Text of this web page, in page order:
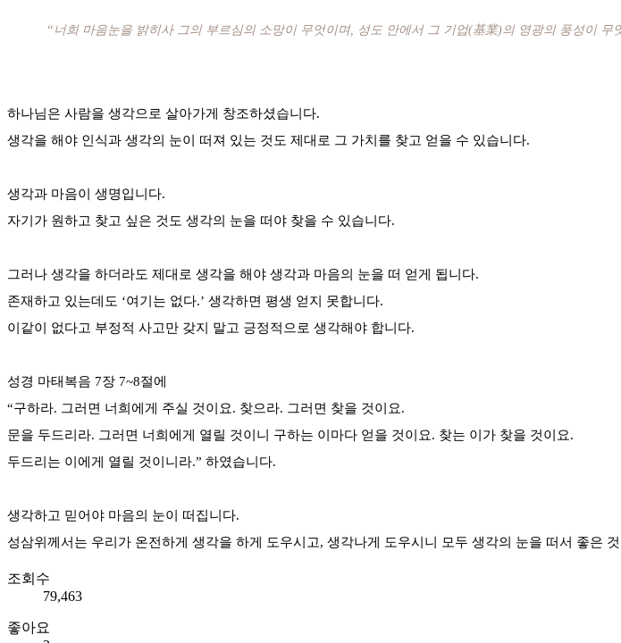
“너희 마음눈을 밝히사 그의 부르심의 소망이 무엇이며, 성도 안에서 그 기업(基業)의 영광의 풍성이 무
하나님은 사람을 생각으로 살아가게 창조하셨습니다.
생각을 해야 인식과 생각의 눈이 떠져 있는 것도 제대로 그 가치를 찾고 얻을 수 있습니다.
생각과 마음이 생명입니다.
자기가 원하고 찾고 싶은 것도 생각의 눈을 떠야 찾을 수 있습니다.
그러나 생각을 하더라도 제대로 생각을 해야 생각과 마음의 눈을 떠 얻게 됩니다.
존재하고 있는데도 ‘여기는 없다.’ 생각하면 평생 얻지 못합니다.
이같이 없다고 부정적 사고만 갖지 말고 긍정적으로 생각해야 합니다.
성경 마태복음 7장 7~8절에
“구하라. 그러면 너희에게 주실 것이요. 찾으라. 그러면 찾을 것이요.
문을 두드리라. 그러면 너희에게 열릴 것이니 구하는 이마다 얻을 것이요. 찾는 이가 찾을 것이요.
두드리는 이에게 열릴 것이니라.” 하였습니다.
생각하고 믿어야 마음의 눈이 떠집니다.
성삼위께서는 우리가 온전하게 생각을 하게 도우시고, 생각나게 도우시니 모두 생각의 눈을 떠서 좋은
조회수
79,463
좋아요